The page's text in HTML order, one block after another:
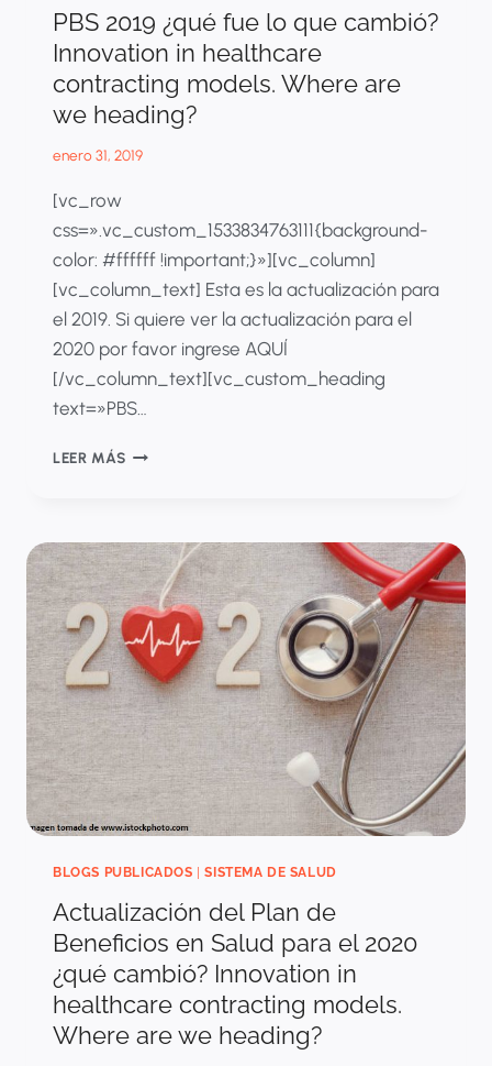
PBS 2019 ¿qué fue lo que cambió?
Innovation in healthcare
contracting models. Where are
we heading?
enero 31, 2019
[vc_row
css=».vc_custom_1533834763111{background-
color: #ffffff !important;}»][vc_column]
[vc_column_text] Esta es la actualización para
el 2019. Si quiere ver la actualización para el
2020 por favor ingrese AQUÍ
[/vc_column_text][vc_custom_heading
text=»PBS…
LEER MÁSPBS
LO
QUE
CAMBIÓ?
INNOVATION
IN
HEALTHCARE
CONTRACTING
MODELS.
WHERE
WE
HEADING?
BLOGS PUBLICADOS |SISTEMA DE SALUD
Actualización del Plan de
Beneficios en Salud para el 2020
¿qué cambió? Innovation in
healthcare contracting models.
Where are we heading?